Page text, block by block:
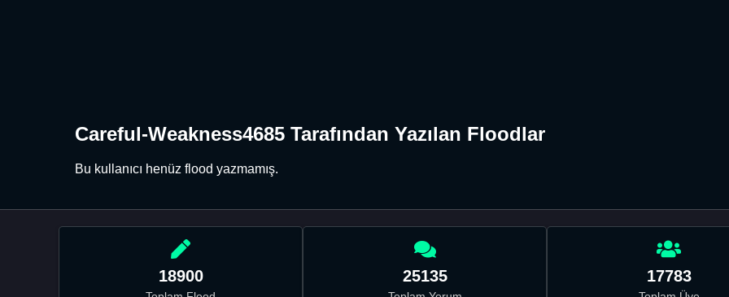
Careful-Weakness4685 Tarafından Yazılan Floodlar
Bu kullanıcı henüz flood yazmamış.
18900 25135 17783